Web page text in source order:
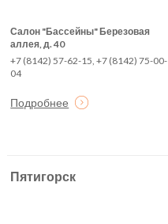
Салон "Бассейны" Березовая
аллея, д. 40
+7 (8142) 57-62-15, +7 (8142) 75-00-
04
Подробнее
Пятигорск